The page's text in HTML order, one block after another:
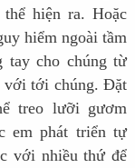
hiện ra. Hoặc
hiểm ngoài tầm
tay cho chúng từ
với tới chúng. Đặt
treo lưỡi gươm
em phát triển tự
với nhiều thứ để